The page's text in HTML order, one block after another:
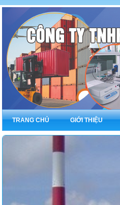
TRANG CHỦ GIỚI THIỆU